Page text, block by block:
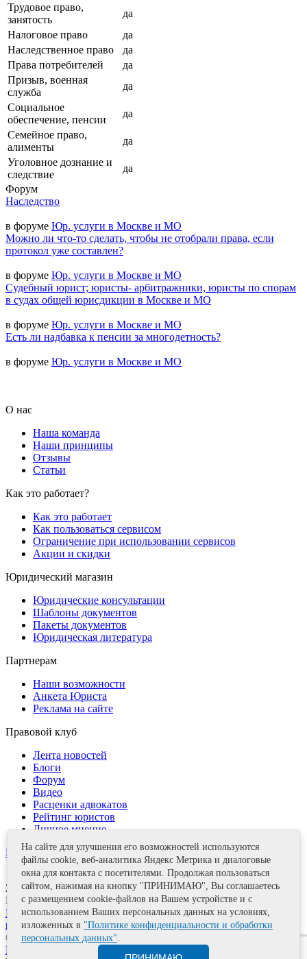
Трудовое право,
занятость
да
Налоговое право
да
Наследственное право
да
Права потребителей
да
Призыв, военная
служба
да
Социальное
обеспечение, пенсии
да
Семейное право,
алименты
да
Уголовное дознание и
следствие
да
Форум
Наследство
в форуме Юр. услуги в Москве и МО
Можно ли что-то сделать, чтобы не отобрали права, если
протокол уже составлен?
в форуме Юр. услуги в Москве и МО
Судебный юрист; юристы- арбитражники, юристы по спорам
в судах общей юрисдикции в Москве и МО
в форуме Юр. услуги в Москве и МО
Есть ли надбавка к пенсии за многодетность?
в форуме Юр. услуги в Москве и МО
О нас
Наша команда
Наши принципы
Отзывы
Статьи
Как это работает?
Как это работает
Как пользоваться сервисом
Ограничение при использовании сервисов
Акции и скидки
Юридический магазин
Юридические консультации
Шаблоны документов
Пакеты документов
Юридическая литература
Партнерам
Наши возможности
Анкета Юриста
Реклама на сайте
Правовой клуб
Лента новостей
Блоги
Форум
Видео
Расценки адвокатов
Рейтинг юристов
Личное мнение
Контакты
Задать вопрос
Поделиться
Политика информационной безопасности Правила
использования материалов
© 2011—2026 А.Е. Мишушин
Карта сайта
На сайте для улучшения его возможностей используются
файлы cookie, веб-аналитика Яндекс Метрика и диалоговые
окна для контакта с посетителями. Продолжая пользоваться
сайтом, нажимая на кнопку "ПРИНИМАЮ", Вы соглашаетесь
с размещением cookie-файлов на Вашем устройстве и с
использованием Ваших персональных данных на условиях,
изложенных в "Политике конфиденциальности и обработки
персональных данных".